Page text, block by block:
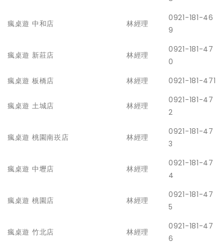
瘋桌遊 中和店 林經理
0921-181-46
9
瘋桌遊 新莊店 林經理
0921-181-47
0
瘋桌遊 板橋店
林經理 0921-181-471
瘋桌遊 土城店 林經理
0921-181-47
2
瘋桌遊 桃園南崁店 林經理
0921-181-47
3
瘋桌遊 中壢店 林經理
0921-181-47
4
瘋桌遊 桃園店 林經理
0921-181-47
5
瘋桌遊 竹北店 林經理
0921-181-47
6